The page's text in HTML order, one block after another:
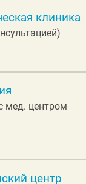
клиника
мед. центром
центр